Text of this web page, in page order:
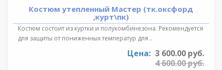
Костюм утепленный Мастер (тк.оксфорд
,курт\пк)
Костюм состоит из куртки и полукомбинезона. Рекомендуется
для защиты от пониженных температур для ..
Цена: 3 600.00 руб.
4 600.00 руб.